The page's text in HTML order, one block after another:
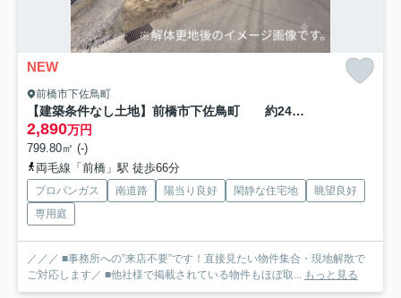
NEW
前橋市下佐鳥町
【建築条件なし土地】前橋市下佐鳥町 約241坪 34条11号開発許可要 解体更地渡し 確定測量後渡し
2,890万円
799.80㎡ (-)
両毛線「前橋」駅 徒歩66分
プロパンガス 南道路 陽当り良好 閑静な住宅地
眺望良好
専用庭
／／／ ■事務所への”来店不要”です！直接見たい物件集合・現地解散で
ご対応します／ ■他社様で掲載されている物件もほぼ取... もっと見る